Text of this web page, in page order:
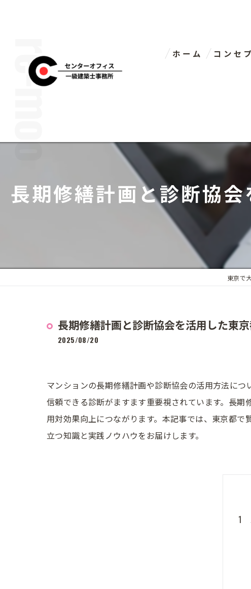
ホーム コンセ
長期修繕計画と診断協
東京で
長期修繕計画と診断協会を活用した東
2025/08/20
マンションの長期修繕計画や診断協会の活用方法に
信頼できる診断がますます重要視されています。長
用対効果向上につながります。本記事では、東京都
立つ知識と実践ノウハウをお届けします。